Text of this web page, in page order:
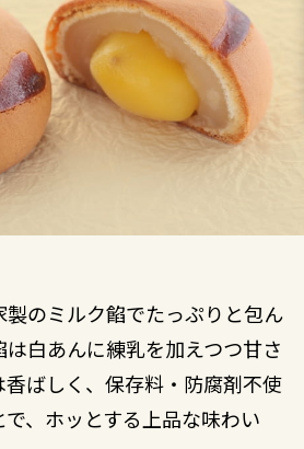
のミルク餡でたっぷりと包ん
白あんに練乳を加えつつ甘さ
ばしく、保存料・防腐剤不使
、ホッとする上品な味わい